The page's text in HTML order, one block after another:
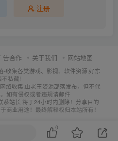
注册
告合作 关于我们 网站地图
-收集各类游戏、影视、软件资源,好东
不私藏!
络收集,由老王资源部落发布，但不代
如有侵权或者违规请邮件
站长 将于24小时内删除！分享目的
商业用途！最终解释权归本站所有！
0